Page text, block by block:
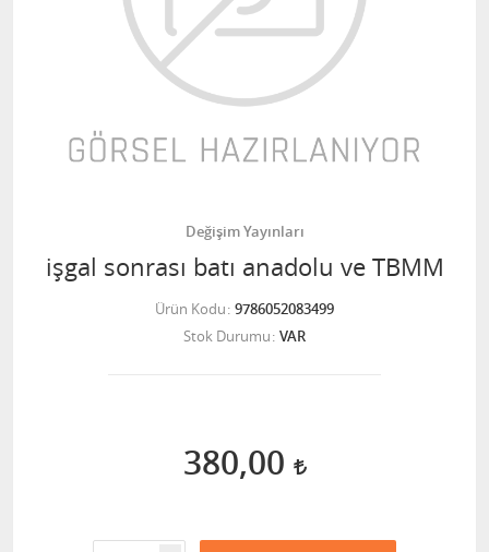
Değişim Yayınları
işgal sonrası batı anadolu ve TBMM
Ürün Kodu 9786052083499
Stok Durumu VAR
380,00